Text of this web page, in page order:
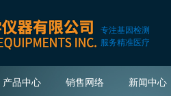
专注基因检测
服务精准医疗
产品中心 销售网络 新闻中心